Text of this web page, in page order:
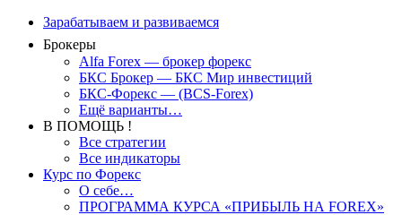
Зарабатываем и развиваемся
Брокеры
Alfa Forex — брокер форекс
БКС Брокер — БКС Мир инвестиций
БКС-Форекс — (BCS-Forex)
Ещё варианты…
В ПОМОЩЬ !
Все стратегии
Все индикаторы
Курс по Форекс
О себе…
ПРОГРАММА КУРСА «ПРИБЫЛЬ НА FOREX»